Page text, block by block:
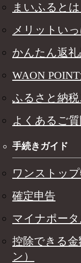
まいふるとは
メリットい
かんたん返
WAON
ふるさと納
よくあるご質
手続きガイド
ワンストッ
確定申告
マイナポー
控除できる
ン）